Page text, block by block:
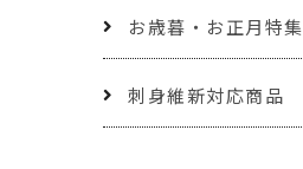
お歳暮・お正月特集
刺身維新対応商品